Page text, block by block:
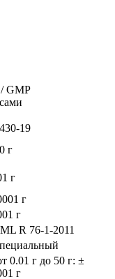
GMP
19
г
г
г
г
R 76-1-2011
0.01 г до 50 г: ±
г